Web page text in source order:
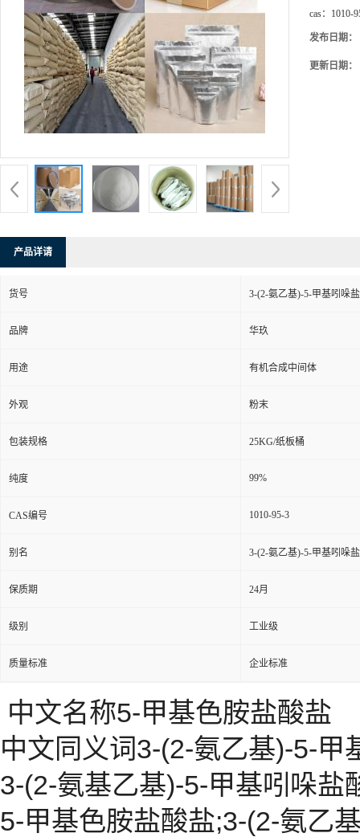
cas： 1010-
发布日期：
更新日期：
产品详请
货号 3-(2-氨乙基)-5-甲基吲哚
品牌 华玖
用途 有机合成中间体
外观 粉末
包装规格 25KG/纸板桶
纯度 99%
CAS编号 1010-95-3
别名 3-(2-氨乙基)-5-甲基吲哚
保质期 24月
级别 工业级
质量标准 企业标准
中文名称5-甲基色胺盐酸盐
中文同义词3-(2-氨乙基)-5-甲
3-(2-氨基乙基)-5-甲基吲哚盐
5-甲基色胺盐酸盐;3-(2-氨乙